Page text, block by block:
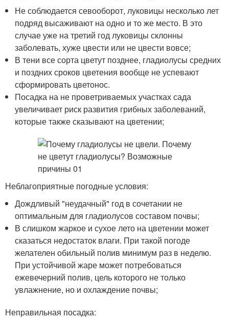
Не соблюдается севооборот, луковицы несколько лет
подряд высаживают на одно и то же место. В это
случае уже на третий год луковицы склонны
заболевать, хуже цвести или не цвести вовсе;
В тени все сорта цветут позднее, гладиолусы средних
и поздних сроков цветения вообще не успевают
сформировать цветонос.
Посадка на не проветриваемых участках сада
увеличивает риск развития грибных заболеваний,
которые также сказывают на цветении;
Неблагоприятные погодные условия:
Дождливый "неудачный" год в сочетании не
оптимальным для гладиолусов составом почвы;
В слишком жаркое и сухое лето на цветении может
сказаться недостаток влаги. При такой погоде
желателен обильный полив минимум раз в неделю.
При устойчивой жаре может потребоваться
ежевечерний полив, цель которого не только
увлажнение, но и охлаждение почвы;
Неправильная посадка: